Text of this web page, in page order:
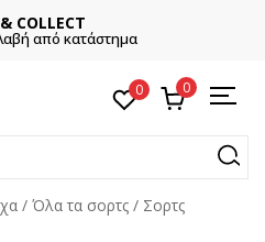
COLLECT
από κατάστημα
0 0
Όλα τα σορτς
Σορτς